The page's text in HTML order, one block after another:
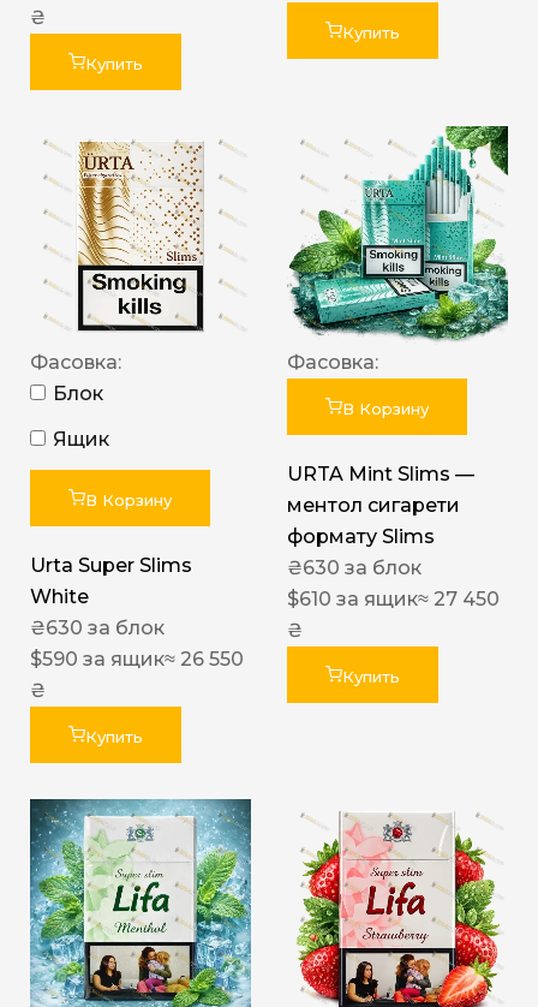
₴
Купить
Купить
Фасовка:
Блок
Ящик
В Корзину
Urta Super Slims
White
₴630 за блок
$590 за ящик≈ 26 550
₴
Купить
Фасовка:
В Корзину
URTA Mint Slims —
ментол сигарети
формату Slims
₴630 за блок
$610 за ящик≈ 27 450
₴
Купить